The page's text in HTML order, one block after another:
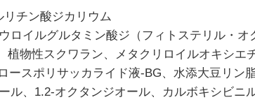
チン酸ジカリウム
ロイルグルタミン酸ジ（フィトステリル・オ
物性スクワラン、メタクリロイルオキシエ
スポリサッカライド液-BG、水添大豆リン
ル、1.2-オクタンジオール、カルボキシビニ